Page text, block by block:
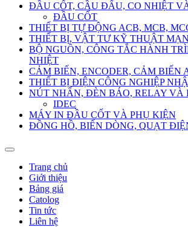
ĐẦU CỐT, CẦU ĐẤU, CO NHIỆT
ĐẦU CỐT
THIẾT BỊ TỰ ĐỘNG ACB, MCB,
THIẾT BỊ, VẬT TƯ KỸ THUẬT
BỘ NGUỒN, CÔNG TẮC HÀNH
NHIỆT
CẢM BIẾN, ENCODER, CẢM BIẾN
THIẾT BỊ ĐIỆN CÔNG NGHIỆP
NÚT NHẤN, ĐÈN BÁO, RELAY VÀ
IDEC
MÁY IN ĐẦU CỐT VÀ PHỤ KIỆN
ĐỒNG HỒ, BIẾN DÒNG, QUẠT
Trang chủ
Giới thiệu
Bảng giá
Catolog
Tin tức
Liên hệ